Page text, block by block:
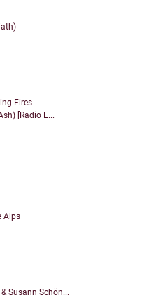
Fires
[Radio E...
Alps
Susann Schön...